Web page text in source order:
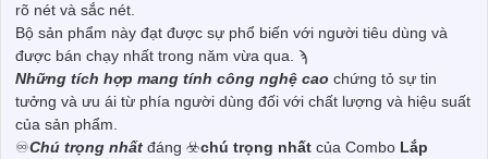
rõ nét và sắc nét.
Bộ sản phẩm này đạt được sự phổ biến với người tiêu dùng và
được bán chạy nhất trong năm vừa qua. ϡ
Những tích hợp mang tính công nghệ cao chứng tỏ sự tin
tưởng và ưu ái từ phía người dùng đối với chất lượng và hiệu suất
của sản phẩm.
♾Chú trọng nhất đáng ☣️chú trọng nhất của Combo Lắp